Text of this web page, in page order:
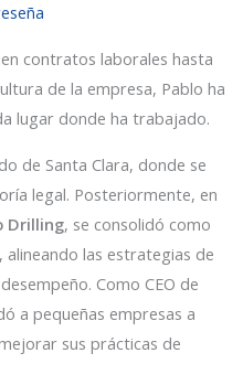
contratos laborales hasta
de la empresa, Pablo ha
lugar donde ha trabajado.
de Santa Clara, donde se
legal. Posteriormente, en
Drilling, se consolidó como
las estrategias de
Como CEO de
a pequeñas empresas a
sus prácticas de